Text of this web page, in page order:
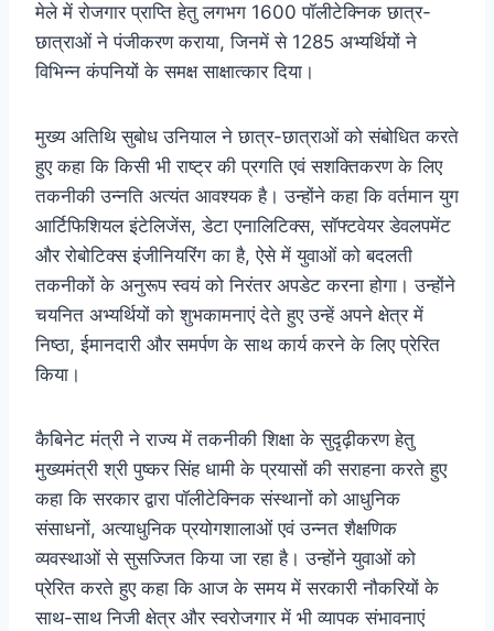
मेले में रोजगार प्राप्ति हेतु लगभग 1600 पॉलीटेक्निक छात्र-
छात्राओं ने पंजीकरण कराया, जिनमें से 1285 अभ्यर्थियों ने
विभिन्न कंपनियों के समक्ष साक्षात्कार दिया।
मुख्य अतिथि सुबोध उनियाल ने छात्र-छात्राओं को संबोधित करते
हुए कहा कि किसी भी राष्ट्र की प्रगति एवं सशक्तिकरण के लिए
तकनीकी उन्नति अत्यंत आवश्यक है। उन्होंने कहा कि वर्तमान युग
आर्टिफिशियल इंटेलिजेंस, डेटा एनालिटिक्स, सॉफ्टवेयर डेवलपमेंट
और रोबोटिक्स इंजीनियरिंग का है, ऐसे में युवाओं को बदलती
तकनीकों के अनुरूप स्वयं को निरंतर अपडेट करना होगा। उन्होंने
चयनित अभ्यर्थियों को शुभकामनाएं देते हुए उन्हें अपने क्षेत्र में
निष्ठा, ईमानदारी और समर्पण के साथ कार्य करने के लिए प्रेरित
किया।
कैबिनेट मंत्री ने राज्य में तकनीकी शिक्षा के सुदृढ़ीकरण हेतु
मुख्यमंत्री श्री पुष्कर सिंह धामी के प्रयासों की सराहना करते हुए
कहा कि सरकार द्वारा पॉलीटेक्निक संस्थानों को आधुनिक
संसाधनों, अत्याधुनिक प्रयोगशालाओं एवं उन्नत शैक्षणिक
व्यवस्थाओं से सुसज्जित किया जा रहा है। उन्होंने युवाओं को
प्रेरित करते हुए कहा कि आज के समय में सरकारी नौकरियों के
साथ-साथ निजी क्षेत्र और स्वरोजगार में भी व्यापक संभावनाएं